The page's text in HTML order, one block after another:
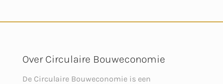
Over Circulaire Bouweconomie
De Circulaire Bouweconomie is een